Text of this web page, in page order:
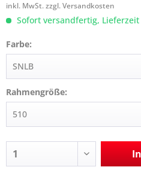
inkl. MwSt.zzgl. Versandkosten
Sofort versandfertig, Lieferzeit
Farbe:
Rahmengröße: